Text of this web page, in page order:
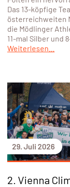
Das 13-köpfige
österreichweiten
die Mödlinger
11-mal Silber und
Weiterlesen...
29. Juli 2026
2. Vienna